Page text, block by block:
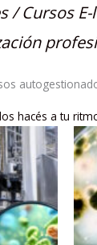
/ Cursos
hacés a tu